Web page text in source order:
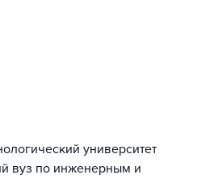
университет
вуз по инженерным и